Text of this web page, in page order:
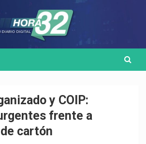
y COIP:
frente a
cartón